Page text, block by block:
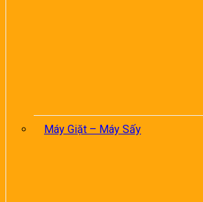
Máy Giặt – Máy Sấy